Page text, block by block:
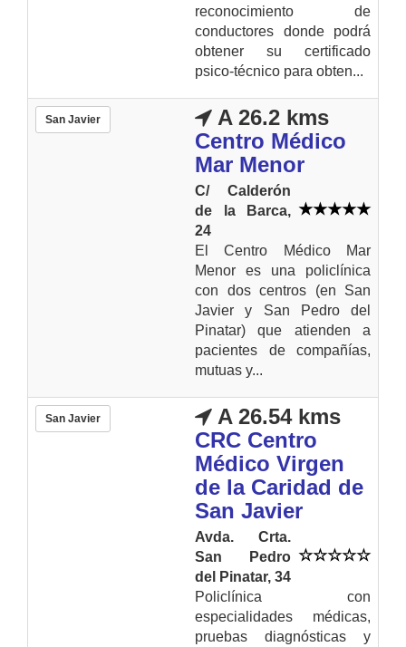
reconocimiento de
conductores donde podrá
obtener su certificado
psico-técnico para obten...
San Javier
A 26.2 kms
Centro Médico
Mar Menor
C/ Calderón
de la Barca,
24
El Centro Médico Mar
Menor es una policlínica
con dos centros (en San
Javier y San Pedro del
Pinatar) que atienden a
pacientes de compañías,
mutuas y...
San Javier
A 26.54 kms
CRC Centro
Médico Virgen
de la Caridad de
San Javier
Avda. Crta.
San Pedro
del Pinatar, 34
Policlínica con
especialidades médicas,
pruebas diagnósticas y